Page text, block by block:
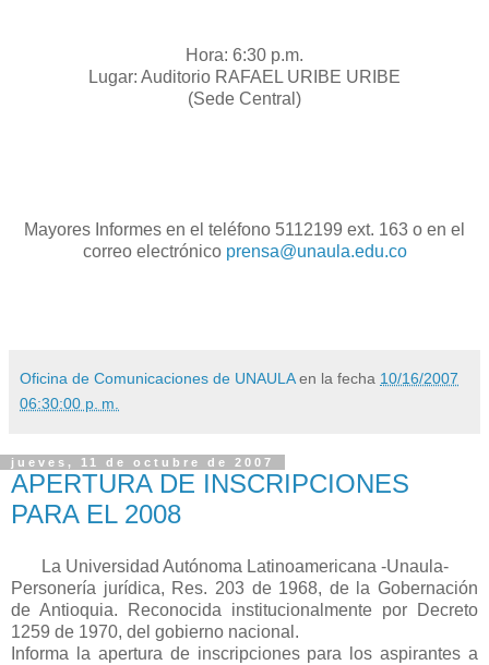
Hora: 6:30 p.m.
Lugar: Auditorio RAFAEL URIBE URIBE
(Sede Central)
Mayores Informes en el teléfono 5112199 ext. 163 o en el
correo electrónico prensa@unaula.edu.co
Oficina de Comunicaciones de UNAULA en la fecha 10/16/2007
06:30:00 p. m.
jueves, 11 de octubre de 2007
APERTURA DE INSCRIPCIONES
PARA EL 2008
La Universidad Autónoma Latinoamericana -Unaula-
Personería jurídica, Res. 203 de 1968, de la Gobernación
de Antioquia. Reconocida institucionalmente por Decreto
1259 de 1970, del gobierno nacional.
Informa la apertura de inscripciones para los aspirantes a